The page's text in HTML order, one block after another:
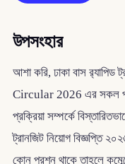
উপসংহার
আশা করি, ঢাকা বাস র‌্যাপিড
Circular 2026 এর সকল
প্রক্রিয়া সম্পর্কে
ট্রানজিট নিয়োগ বিজ্ঞপ্তি
কোন প্রশ্ন থাকে তাহলে